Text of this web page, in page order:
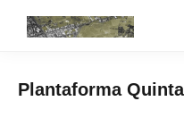
lateral
y
sistemas
investigación
Plantaforma